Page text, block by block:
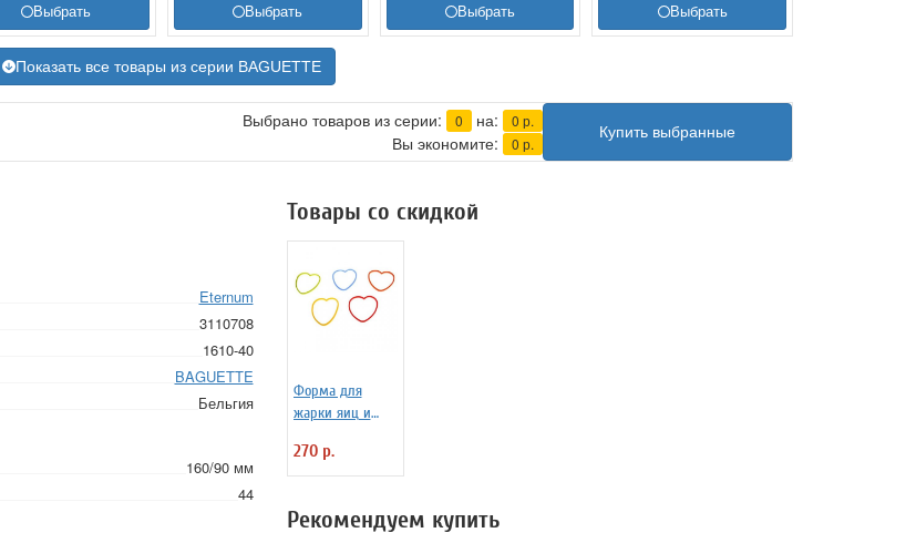
Выбрать Выбрать Выбрать Выбрать
Показать все товары из серии BAGUETTE
Выбрано товаров из серии: 0 на: 0 р.
Вы экономите: 0 р.
Купить выбранные
Eternum
3110708
1610-40
BAGUETTE
Бельгия
160/90 мм
44
Товары со скидкой
Форма для
жарки яиц и
силиконовая
Любовь
270 р.
Рекомендуем купить